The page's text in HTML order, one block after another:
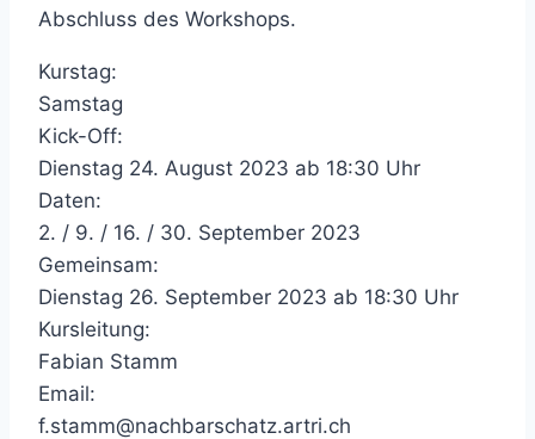
Abschluss des Workshops.
Kurstag:
Samstag
Kick-Off:
Dienstag 24. August 2023 ab 18:30 Uhr
Daten:
2. / 9. / 16. / 30. September 2023
Gemeinsam:
Dienstag 26. September 2023 ab 18:30 Uhr
Kursleitung:
Fabian Stamm
Email:
f.stamm@nachbarschatz.artri.ch